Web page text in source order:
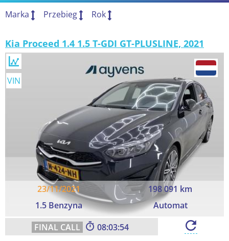
Marka Przebieg Rok
Kia Proceed 1.4 1.5 T-GDI GT-PLUSLINE, 2021
23/11/2021
198 091 km
1.5 Benzyna
Automat
VIN
08:03:52